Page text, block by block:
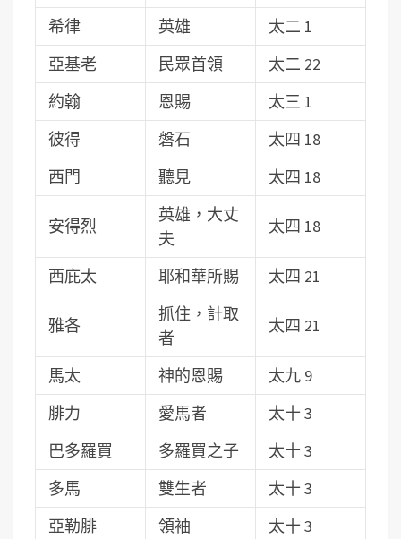
希律
英雄
太二 1
亞基老
民眾首領
太二 22
約翰
恩賜
太三 1
彼得
磐石
太四 18
西門
聽見 太四 18
安得烈
英雄，大丈
夫
太四 18
西庇太 耶和華所賜 太四 21
雅各
抓住，計取
者
太四 21
馬太 神的恩賜
太九 9
腓力
愛馬者
太十 3
巴多羅買
多羅買之子
太十 3
多馬
雙生者
太十 3
亞勒腓
領袖
太十 3